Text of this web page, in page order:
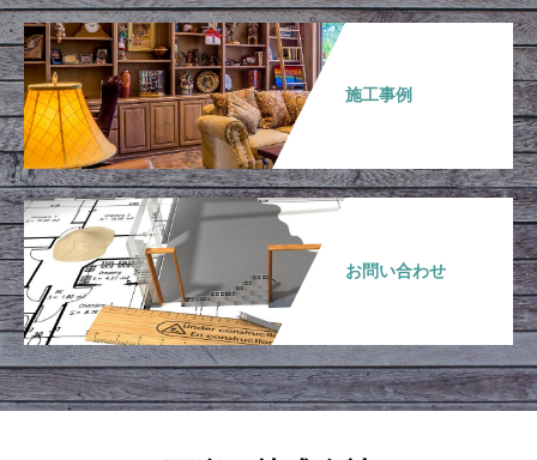
施工事例
お問い合わせ